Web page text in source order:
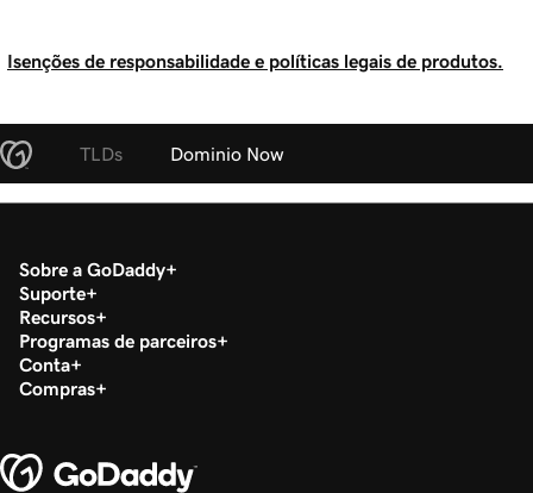
Isenções de responsabilidade e políticas legais de produtos.
TLDs Dominio Now
Sobre a GoDaddy
Suporte
Recursos
Programas de parceiros
Conta
Compras